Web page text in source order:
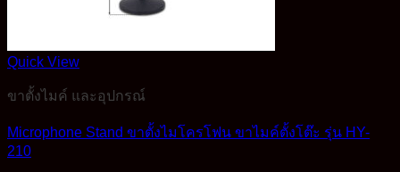
Quick View
ขาตั้งไมค์ และอุปกรณ์
Microphone Stand ขาตั้งไมโครโฟน ขาไมค์ตั้งโต๊ะ รุ่น HY-
210